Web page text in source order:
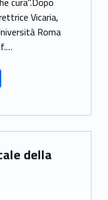
Vicaria,
Roma
S
ar
e
della